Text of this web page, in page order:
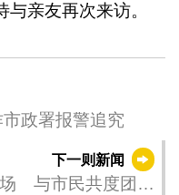
亲友再次来访。
政署报警追究
下一则新闻
场 与市民共度团圆